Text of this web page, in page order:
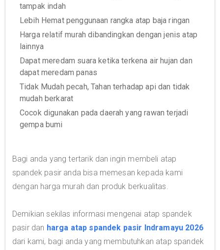
tampak indah
Lebih Hemat penggunaan rangka atap baja ringan
Harga relatif murah dibandingkan dengan jenis atap
lainnya
Dapat meredam suara ketika terkena air hujan dan
dapat meredam panas
Tidak Mudah pecah, Tahan terhadap api dan tidak
mudah berkarat
Cocok digunakan pada daerah yang rawan terjadi
gempa bumi
Bagi anda yang tertarik dan ingin membeli atap
spandek pasir anda bisa memesan kepada kami
dengan harga murah dan produk berkualitas.
Demikian sekilas informasi mengenai atap spandek
pasir dan harga atap spandek pasir Indramayu 2026
dari kami, bagi anda yang membutuhkan atap spandek